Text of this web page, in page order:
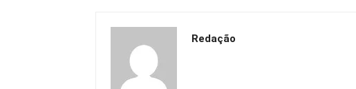
Redação